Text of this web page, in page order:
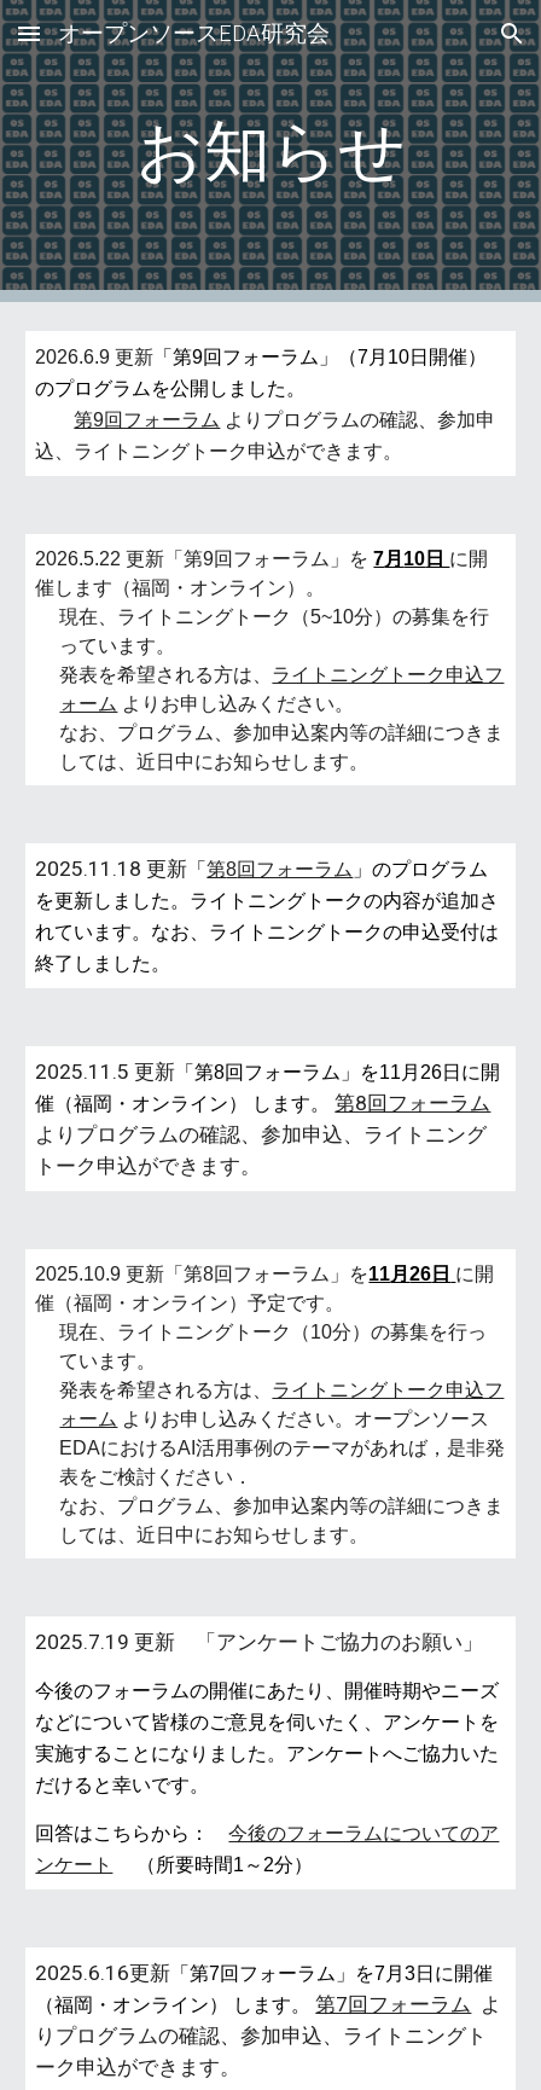
Skip to main content Skip to navigation
オープンソースEDA研究会
お知らせ
2026.6.9 更新 「第9回フォーラム」 （7月10日開催）
のプログラムを公開しました 。
第9回フォーラム よりプログラムの確認、参加申
込、ライトニングトーク申込ができます。
2026.5.22 更新「第9回フォーラム」を7月 10 日 に開
催 します （福岡・オンライン）。
現在、ライトニングトーク（5~10分）の募集を行
っています。
発表を希望される方は、 ライトニングトーク申込フ
ォーム よりお申し込みください。
なお、プログラム、参加申込案内等の詳細につきま
しては、近日中にお知らせします。
2025.11.18 更新 「第8回フォーラム 」のプログラム
を更新しました。ライトニングトークの内容が追加さ
れています。なお、ライトニングトークの申込受付は
終了しました。
2025.11.5 更新 「第8回フォーラム」を11月26日に開
催（福岡・オンライン）
します。
第8回フォーラム
よりプログラムの確認、参加申込、ライトニング
トーク申込ができます。
2025.10.9更新「第8回フォーラム」を11月26 日 に開
催（福岡・オンライン）予定です。
現在、ライトニングトーク（10分）の募集を行っ
ています。
発表を希望される方は、 ライトニングトーク申込フ
ォーム よりお申し込みください。オープンソース
EDAにおけるAI活用事例のテーマがあれば，是非発
表をご検討ください．
なお、プログラム、参加申込案内等の詳細につきま
しては、近日中にお知らせします。
2025.7.19 更新 「アンケートご協力のお願い」
今後のフォーラムの開催にあたり、開催時期やニーズ
などについて皆様のご意見を伺いたく、アンケートを
実施することになりました。アンケートへご協力いた
だけると幸いです。
回答はこちらから：今後のフォーラムについてのア
ンケート
（所要時間1～2分）
2025.6.16更新 「第7回フォーラム」を7月3日に開催
（福岡・オンライン）
します。 第7回フォーラム よ
りプログラムの確認、参加申込、ライトニングト
ーク申込ができます。